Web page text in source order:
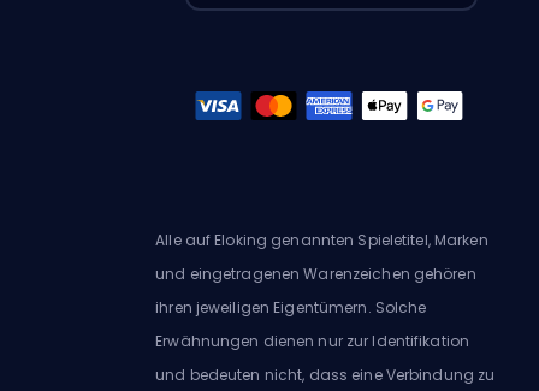
Alle auf Eloking genannten Spieletitel, Marken
und eingetragenen Warenzeichen gehören
ihren jeweiligen Eigentümern. Solche
Erwähnungen dienen nur zur Identifikation
und bedeuten nicht, dass eine Verbindung zu